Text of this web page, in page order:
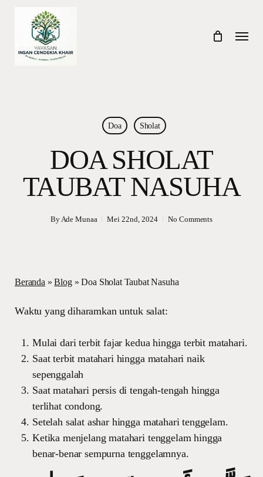
content
Menu
Doa Sholat
DOA SHOLAT
TAUBAT NASUHA
ByAde Munaa Mei 22nd, 2024 No Comments
Beranda »Blog»Doa Sholat Taubat Nasuha
Waktu yang diharamkan untuk salat:
Mulai dari terbit fajar kedua hingga terbit matahari.
Saat terbit matahari hingga matahari naik
sepenggalah
Saat matahari persis di tengah-tengah hingga
terlihat condong.
Setelah salat ashar hingga matahari tenggelam.
Ketika menjelang matahari tenggelam hingga
benar-benar sempurna tenggelamnya.